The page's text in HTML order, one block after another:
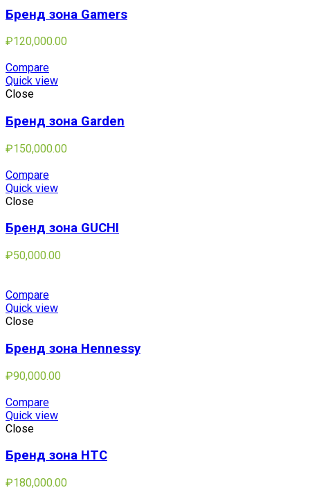
Бренд зона Gamers
₽120,000.00
Compare
Quick view
Close
Бренд зона Garden
₽150,000.00
Compare
Quick view
Close
Бренд зона GUCHI
₽50,000.00
Compare
Quick view
Close
Бренд зона Hennessy
₽90,000.00
Compare
Quick view
Close
Бренд зона HTC
₽180,000.00